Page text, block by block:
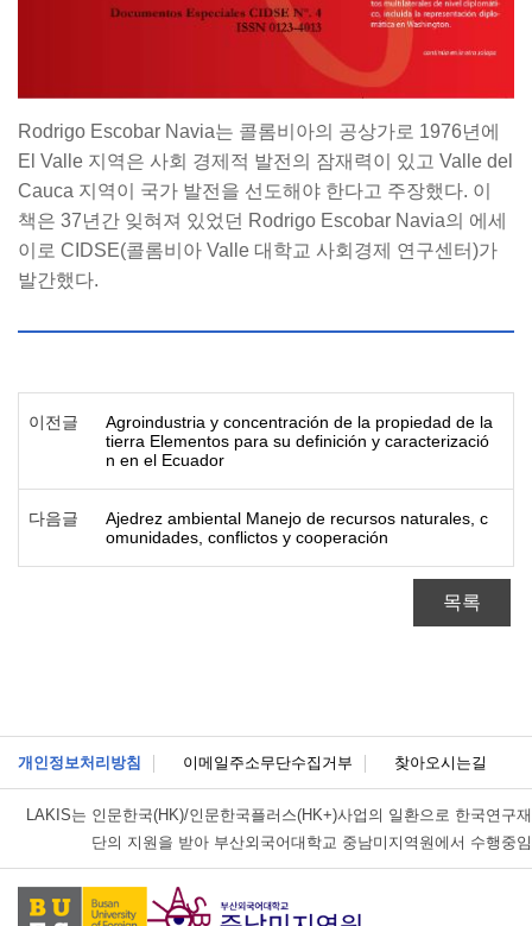
Rodrigo Escobar Navia는 콜롬비아의 공상가로 1976년에
El Valle 지역은 사회 경제적 발전의 잠재력이 있고 Valle del
Cauca 지역이 국가 발전을 선도해야 한다고 주장했다. 이
책은 37년간 잊혀져 있었던 Rodrigo Escobar Navia의 에세
이로 CIDSE(콜롬비아 Valle 대학교 사회경제 연구센터)가
발간했다.
이전글
Agroindustria y concentración de la propiedad de la
tierra Elementos para su definición y caracterizació
n en el Ecuador
다음글
Ajedrez ambiental Manejo de recursos naturales, c
omunidades, conflictos y cooperación
목록
개인정보처리방침 이메일주소무단수집거부 찾아오시는길
LAKIS는 인문한국(HK)/인문한국플러스(HK+)사업의 일환으로 한국연구재
단의 지원을 받아 부산외국어대학교 중남미지역원에서 수행중임